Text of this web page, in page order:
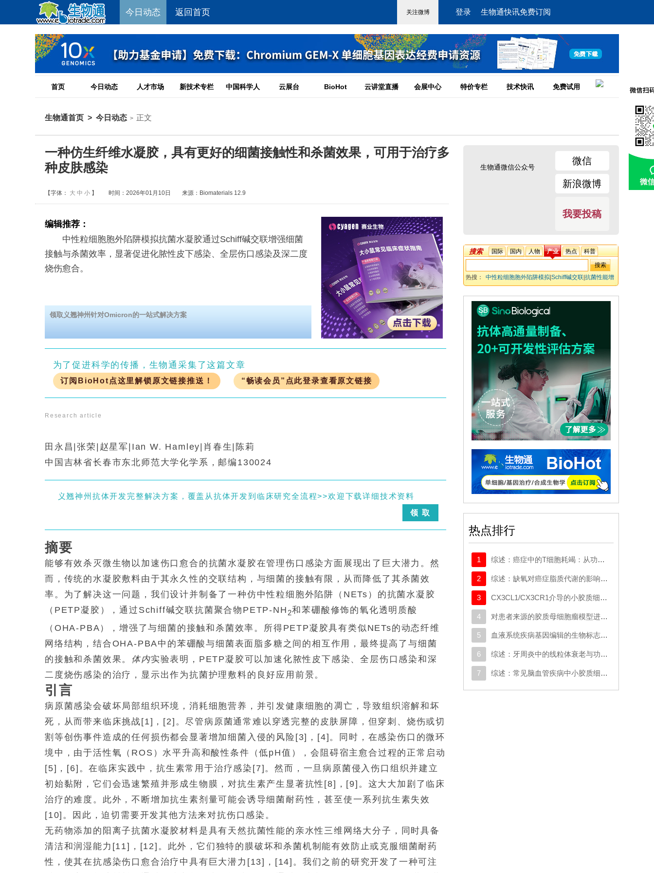
今日动态 返回首页 登录 生物通快讯免费订阅
首页 今日动态 人才市场 新技术专栏 中国科学人 云展台 BioHot 云讲堂直播 会展中心 特价专栏 技术快讯 免费试用
生物通首页 > 今日动态 > 正文
一种仿生纤维水凝胶，具有更好的细菌接触性和杀菌效果，可用于治疗多
种皮肤感染
【字体： 大 中 小 】 时间：2026年01月10日 来源：Biomaterials 12.9
编辑推荐：
中性粒细胞胞外陷阱模拟抗菌水凝胶通过Schiff碱交联增强细菌
接触与杀菌效率，显著促进化脓性皮下感染、全层伤口感染及深二度
烧伤愈合。
领取义翘神州针对Omicron的一站式解决方案
为了促进科学的传播，生物通采集了这篇文章
订阅BioHot点这里解锁原文链接推送！ “畅读会员”点此登录查看原文链接
Research article
田永昌|张荣|赵星军|Ian W. Hamley|肖春生|陈莉
中国吉林省长春市东北师范大学化学系，邮编130024
义翘神州抗体开发完整解决方案，覆盖从抗体开发到临床研究全流程>>欢迎下载详细技术资料
领 取
摘要
能够有效杀灭微生物以加速伤口愈合的抗菌水凝胶在管理伤口感染方面展现出了巨大潜力。然
而，传统的水凝胶敷料由于其永久性的交联结构，与细菌的接触有限，从而降低了其杀菌效
率。为了解决这一问题，我们设计并制备了一种仿中性粒细胞外陷阱（NETs）的抗菌水凝胶
（PETP凝胶），通过Schiff碱交联抗菌聚合物PETP-NH 2和苯硼酸修饰的氧化透明质酸
（OHA-PBA），增强了与细菌的接触和杀菌效率。所得PETP凝胶具有类似NETs的动态纤维
网络结构，结合OHA-PBA中的苯硼酸与细菌表面脂多糖之间的相互作用，最终提高了与细菌
的接触和杀菌效果。 体内实验表明，PETP凝胶可以加速化脓性皮下感染、全层伤口感染和深
二度烧伤感染的治疗，显示出作为抗菌护理敷料的良好应用前景。
引言
病原菌感染会破坏局部组织环境，消耗细胞营养，并引发健康细胞的凋亡，导致组织溶解和坏
死，从而带来临床挑战[1]，[2]。尽管病原菌通常难以穿透完整的皮肤屏障，但穿刺、烧伤或切
割等创伤事件造成的任何损伤都会显著增加细菌入侵的风险[3]，[4]。同时，在感染伤口的微环
境中，由于活性氧（ROS）水平升高和酸性条件（低pH值），会阻碍宿主愈合过程的正常启动
[5]，[6]。在临床实践中，抗生素常用于治疗感染[7]。然而，一旦病原菌侵入伤口组织并建立
初始黏附，它们会迅速繁殖并形成生物膜，对抗生素产生显著抗性[8]，[9]。这大大加剧了临床
治疗的难度。此外，不断增加抗生素剂量可能会诱导细菌耐药性，甚至使一系列抗生素失效
[10]。因此，迫切需要开发其他方法来对抗伤口感染。
无药物添加的阳离子抗菌水凝胶材料是具有天然抗菌性能的亲水性三维网络大分子，同时具备
清洁和润湿能力[11]，[12]。此外，它们独特的膜破坏和杀菌机制能有效防止或克服细菌耐药
性，使其在抗感染伤口愈合治疗中具有巨大潜力[13]，[14]。我们之前的研究开发了一种可注
生物通微信公众号
微信
新浪微博
我要投稿
搜索 国际 国内 人物 产业 热点 科普
热搜： 中性粒细胞胞外陷阱模拟 Schiff碱交联 抗菌性能增
热点排行
1 综述：癌症中的T细胞耗竭：从功能衰退到适应性免疫调节
2 综述：缺氧对癌症脂质代谢的影响：一项系统性综述
3 CX3CL1/CX3CR1介导的小胶质细胞对少突胶质细胞前体细胞的吞噬作用，会加剧七氟醚在新生小鼠中引起的髓鞘形成障碍
4 对患者来源的胶质母细胞瘤模型进行代谢组学和药物谱分析，揭示了IDH野生型肿瘤中的可靶向脆弱点
5 血液系统疾病基因编辑的生物标志物意义：来自ASH 2025的最新进展
6 综述：牙周炎中的线粒体衰老与功能障碍
7 综述：常见脑血管疾病中小胶质细胞的调控性死亡：机制、异质性及治疗意义